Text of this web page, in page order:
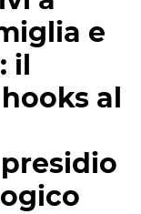
e
il
al